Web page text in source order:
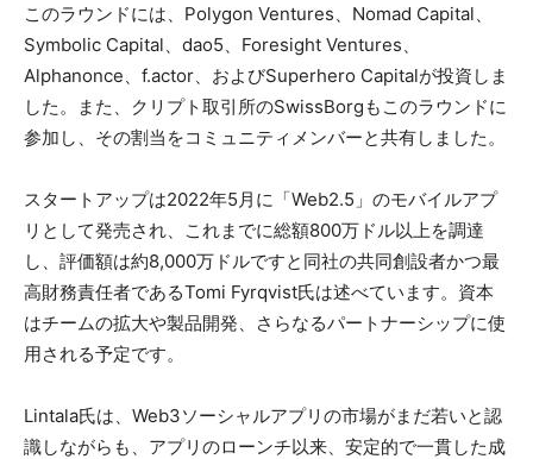
このラウンドには、Polygon Ventures、Nomad Capital、
Symbolic Capital、dao5、Foresight Ventures、
Alphanonce、f.actor、およびSuperhero Capitalが投資しま
した。また、クリプト取引所のSwissBorgもこのラウンドに
参加し、その割当をコミュニティメンバーと共有しました。
スタートアップは2022年5月に「Web2.5」のモバイルアプ
リとして発売され、これまでに総額800万ドル以上を調達
し、評価額は約8,000万ドルですと同社の共同創設者かつ最
高財務責任者であるTomi Fyrqvist氏は述べています。資本
はチームの拡大や製品開発、さらなるパートナーシップに使
用される予定です。
Lintala氏は、Web3ソーシャルアプリの市場がまだ若いと認
識しながらも、アプリのローンチ以来、安定的で一貫した成